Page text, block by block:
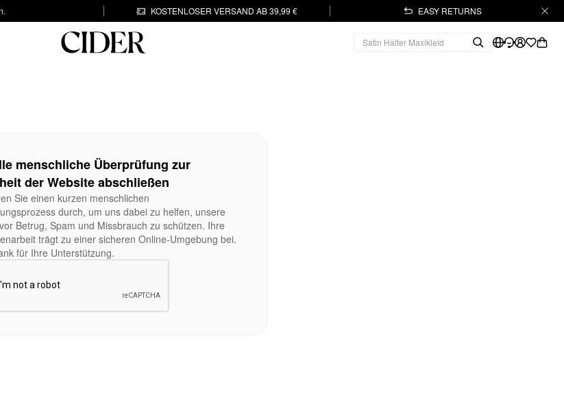
KOSTENLOSER VERSAND AB 39,99 € EASY RETURNS
menschliche Überprüfung zur
der Website abschließen
Sie einen kurzen menschlichen
durch, um uns dabei zu helfen, unsere
Betrug, Spam und Missbrauch zu schützen. Ihre
trägt zu einer sicheren Online-Umgebung bei.
für Ihre Unterstützung.